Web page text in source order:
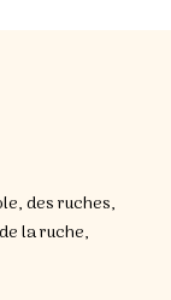
des ruches,
la ruche,